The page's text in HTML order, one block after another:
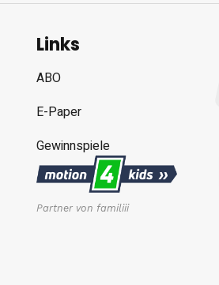
Links
ABO
E-Paper
Gewinnspiele
Partner von familiii